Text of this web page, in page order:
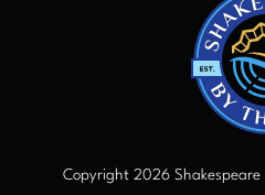
Copyright 2026